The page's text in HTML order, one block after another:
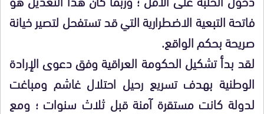
فاتحة التبعية الاضطرارية التي قد تستفحل لتصير خيانة
صريحة بحكم الواقع.
لقد بدأ تشكيل الحكومة العراقية وفق دعوى الإرادة
الوطنية بهدف تسريع رحيل احتلال غاشم ومباغت
لدولة كانت مستقرة آمنة قبل ثلاث سنوات ؛ ومع